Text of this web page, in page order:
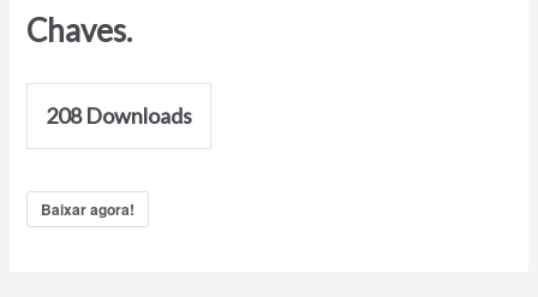
Chaves.
208Downloads
Baixar agora!